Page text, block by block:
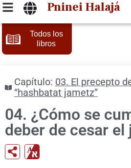
Pninei Halajá
Todos los
libros
Capítulo: 03. El precepto
“hashbatat jametz”
04. ¿Cómo se
deber de cesar el